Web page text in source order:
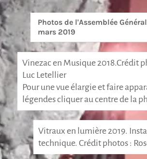
Photos de l'Assemblée
mars 2019
Vinezac en Musique 2018.Crédit
Luc Letellier
Pour une vue élargie et faire
légendes cliquer au centre de la
Vitraux en lumière 2019.
technique. Crédit photos :